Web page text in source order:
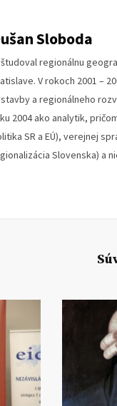
Sloboda
regionálnu
V rokoch 2001 –
a regionálneho
2004 ako analytik,
SR a EÚ), verejnej
Slovenska) a